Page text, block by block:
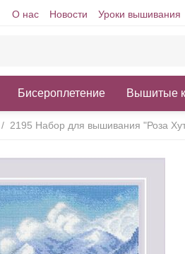
О нас Новости Уроки вышивания
Бисероплетение Вышитые
/ 2195 Набор для вышивания "Роза